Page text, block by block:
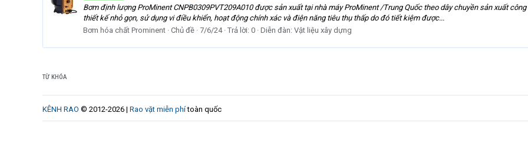
Bơm định lượng ProMinent CNPB0309PVT209A010 được sản xuất tại nhà máy ProMinent /Trung Quốc theo dây chuyền sản xuất
thiết kế nhỏ gọn, sử dụng vi điều khiển, hoạt động chính xác và điện năng tiêu thụ thấp do đó tiết kiệm được...
Bơm hóa chất Prominent Chủ đề 7/6/24 Trả lời: 0 Diễn đàn: Vật liệu xây dựng
TỪ KHÓA
KÊNH RAO © 2012-2026 | Rao vặt miễn phítoàn quốc